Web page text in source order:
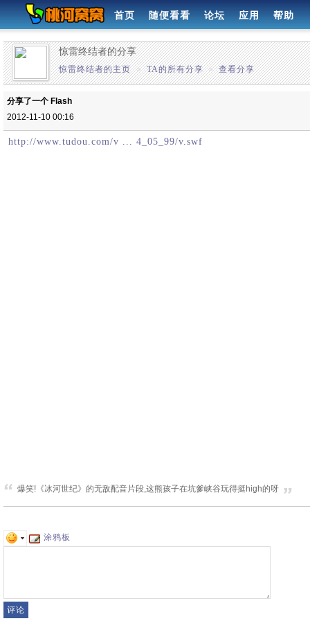
首页 随便看看 论坛 应用 帮助
惊雷终结者的分享
惊雷终结者的主页 » TA的所有分享 » 查看分享
分享了一个 Flash
2012-11-10 00:16
http://www.tudou.com/v ... 4_05_99/v.swf
爆笑!《冰河世纪》的无敌配音片段,这熊孩子在坑爹峡谷玩得挺high的呀
涂鸦板